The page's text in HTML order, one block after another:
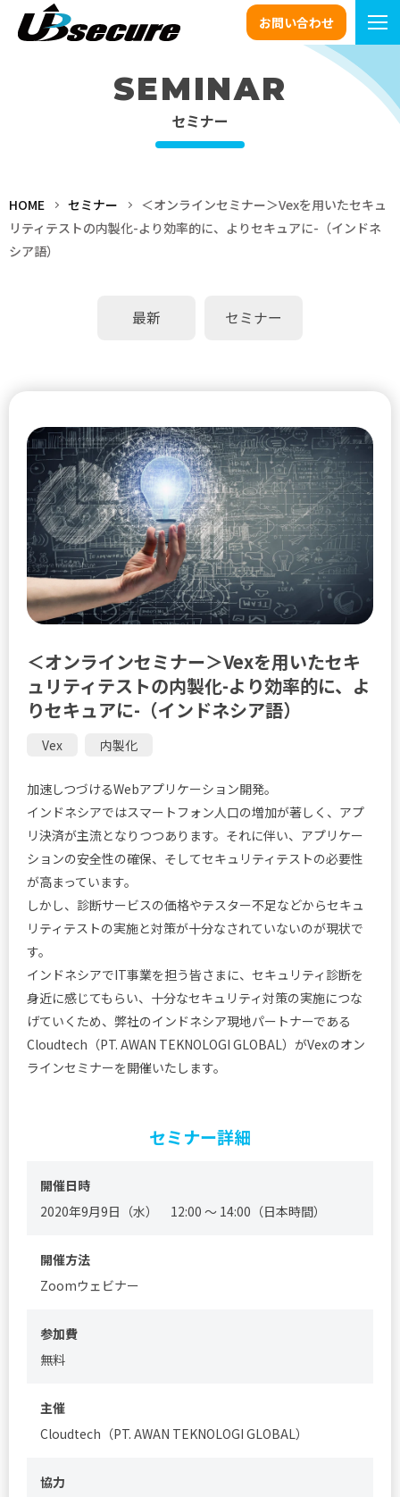
お問い合わせ
SEMINAR
セミナー
HOME セミナー
＜オンラインセミナー＞Vexを用いたセキュ
リティテストの内製化-より効率的に、よりセキュアに-（インドネ
シア語）
最新 セミナー
＜オンラインセミナー＞Vexを用いたセキ
ュリティテストの内製化-より効率的に、よ
りセキュアに-（インドネシア語）
Vex 内製化
加速しつづけるWebアプリケーション開発。
インドネシアではスマートフォン人口の増加が著しく、アプ
リ決済が主流となりつつあります。それに伴い、アプリケー
ションの安全性の確保、そしてセキュリティテストの必要性
が高まっています。
しかし、診断サービスの価格やテスター不足などからセキュ
リティテストの実施と対策が十分なされていないのが現状で
す。
インドネシアでIT事業を担う皆さまに、セキュリティ診断を
身近に感じてもらい、十分なセキュリティ対策の実施につな
げていくため、弊社のインドネシア現地パートナーである
Cloudtech（PT. AWAN TEKNOLOGI GLOBAL）がVexのオン
ラインセミナーを開催いたします。
セミナー詳細
開催日時
2020年9月9日（水） 12:00 ～ 14:00（日本時間）
開催方法
Zoomウェビナー
参加費
無料
主催
Cloudtech（PT. AWAN TEKNOLOGI GLOBAL）
協力